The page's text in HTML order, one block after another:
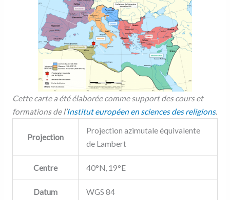
Cette carte a été élaborée comme support des cours et
formations de l’Institut européen en sciences des religions.
Projection
Projection azimutale équivalente
de Lambert
Centre 40°N, 19°E
Datum WGS 84